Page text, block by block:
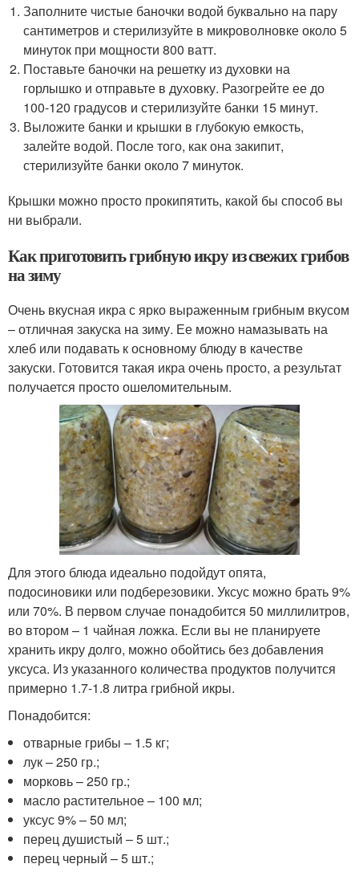
Заполните чистые баночки водой буквально на пару
сантиметров и стерилизуйте в микроволновке около 5
минуток при мощности 800 ватт.
Поставьте баночки на решетку из духовки на
горлышко и отправьте в духовку. Разогрейте ее до
100-120 градусов и стерилизуйте банки 15 минут.
Выложите банки и крышки в глубокую емкость,
залейте водой. После того, как она закипит,
стерилизуйте банки около 7 минуток.
Крышки можно просто прокипятить, какой бы способ вы
ни выбрали.
Как приготовить грибную икру из свежих грибов
на зиму
Очень вкусная икра с ярко выраженным грибным вкусом
– отличная закуска на зиму. Ее можно намазывать на
хлеб или подавать к основному блюду в качестве
закуски. Готовится такая икра очень просто, а результат
получается просто ошеломительным.
Для этого блюда идеально подойдут опята,
подосиновики или подберезовики. Уксус можно брать 9%
или 70%. В первом случае понадобится 50 миллилитров,
во втором – 1 чайная ложка. Если вы не планируете
хранить икру долго, можно обойтись без добавления
уксуса. Из указанного количества продуктов получится
примерно 1.7-1.8 литра грибной икры.
Понадобится:
отварные грибы – 1.5 кг;
лук – 250 гр.;
морковь – 250 гр.;
масло растительное – 100 мл;
уксус 9% – 50 мл;
перец душистый – 5 шт.;
перец черный – 5 шт.;